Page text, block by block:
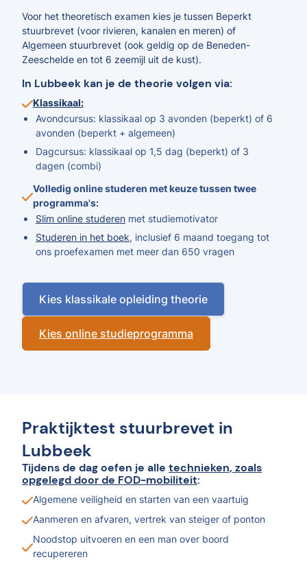
Voor het theoretisch examen kies je tussen Beperkt
stuurbrevet (voor rivieren, kanalen en meren) of
Algemeen stuurbrevet (ook geldig op de Beneden-
Zeeschelde en tot 6 zeemijl uit de kust).
In Lubbeek kan je de theorie volgen via:
Klassikaal:
Avondcursus: klassikaal op 3 avonden (beperkt) of 6
avonden (beperkt + algemeen)
Dagcursus: klassikaal op 1,5 dag (beperkt) of 3
dagen (combi)
Volledig online studeren met keuze tussen twee
programma's:
Slim online studeren met studiemotivator
Studeren in het boek, inclusief 6 maand toegang tot
ons proefexamen met meer dan 650 vragen
Kies klassikale opleiding theorie
Kies online studieprogramma
Praktijktest stuurbrevet in
Lubbeek
Tijdens de dag oefen je alle technieken, zoals
opgelegd door de FOD-mobiliteit:
Algemene veiligheid en starten van een vaartuig
Aanmeren en afvaren, vertrek van steiger of ponton
Noodstop uitvoeren en een man over boord
recupereren